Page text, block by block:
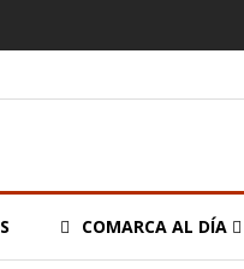
COMARCA AL DÍA